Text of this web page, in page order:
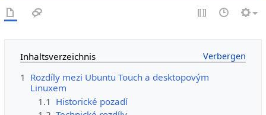
Inhaltsverzeichnis
1 Rozdíly mezi Ubuntu Touch a desktopovým
Linuxem
1.1 Historické pozadí